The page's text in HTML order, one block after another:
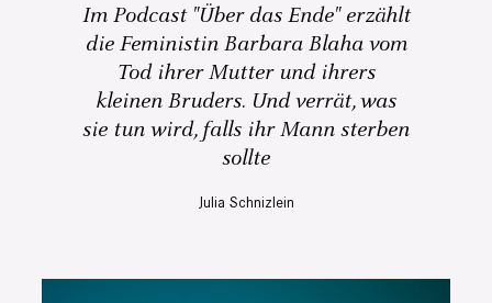
Im Podcast "Über das Ende" erzählt
die Feministin Barbara Blaha vom
Tod ihrer Mutter und ihrers
kleinen Bruders. Und verrät, was
sie tun wird, falls ihr Mann sterben
sollte
Julia Schnizlein